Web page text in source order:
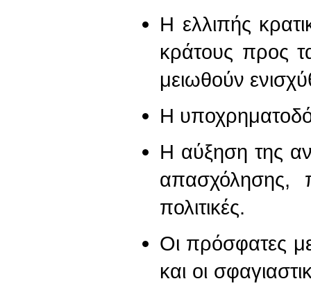
Η ελλιπής
κράτους προς
μειωθούν
Η
Η αύξηση της
απασχόλησης,
πολιτικές.
Οι πρόσφατες
και οι